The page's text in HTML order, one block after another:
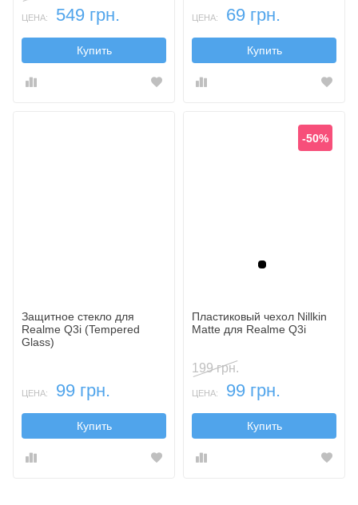
ЦЕНА: 549 грн.
Купить
ЦЕНА: 69 грн.
Купить
Защитное стекло для
Realme Q3i (Tempered
Glass)
ЦЕНА: 99 грн.
Купить
Черный
-50%
Пластиковый чехол Nillkin
Matte для Realme Q3i
199 грн.
ЦЕНА: 99 грн.
Купить